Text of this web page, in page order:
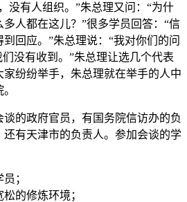
没有人组织。”朱总理又问：“为什
人都在这儿？”很多学员回答：“信
回应。”朱总理说：“我对你们的问
没有收到。”朱总理让选几个代表
纷纷举手，朱总理就在举手的人中
的政府官员，有国务院信访办的负
有天津市的负责人。参加会谈的学
；
的修炼环境；